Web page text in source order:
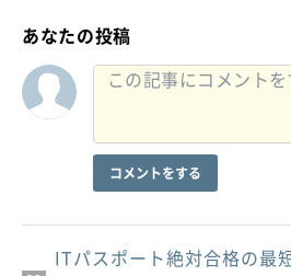
あなたの投稿
コメントをする
ITパスポート絶対合格の最